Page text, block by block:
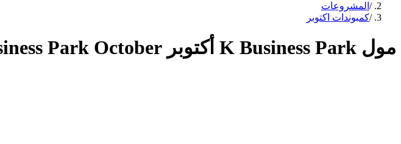
/ المشروعات
/كمبوندات اكتوبر
مول K Business Park أكتوبر Mall K Business Park October